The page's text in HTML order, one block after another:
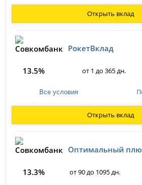
Открыть вклад
РокетВклад
13.5% от 1 до 365 дн.
Все условия
Открыть вклад
Оптимальный
13.3% от 90 до 1095 дн.